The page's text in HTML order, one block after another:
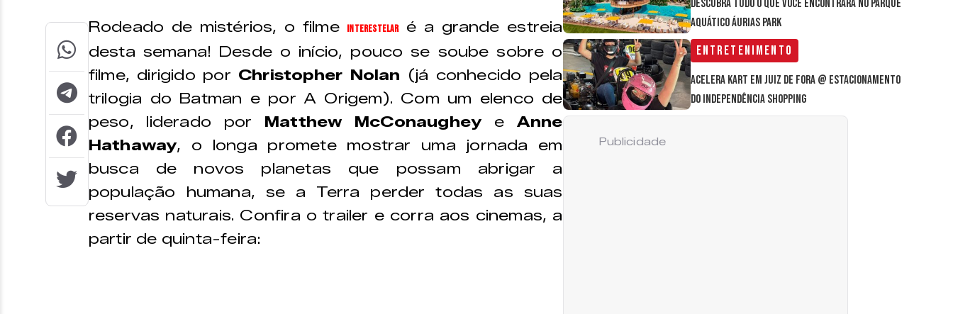
Rodeado de mistérios, o filme Interestelaré a grande estreia
desta semana! Desde o início, pouco se soube sobre o
filme, dirigido por Christopher Nolan (já conhecido pela
trilogia do Batman e por A Origem). Com um elenco de
peso, liderado por Matthew McConaugheye Anne
Hathaway, o longa promete mostrar uma jornada em
busca de novos planetas que possam abrigar a
população humana, se a Terra perder todas as suas
reservas naturais. Confira o trailer e corra aos cinemas, a
partir de quinta-feira:
Descubra tudo o que você encontrará no parque
aquático Áurias Park
Entretenimento
Acelera Kart em Juiz de Fora @ estacionamento
do Independência Shopping
Publicidade